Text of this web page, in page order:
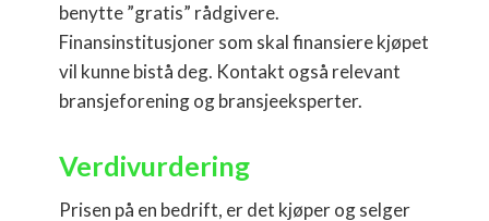
benytte ”gratis” rådgivere.
Finansinstitusjoner som skal finansiere kjøpet
vil kunne bistå deg. Kontakt også relevant
bransjeforening og bransjeeksperter.
Verdivurdering
Prisen på en bedrift, er det kjøper og selger